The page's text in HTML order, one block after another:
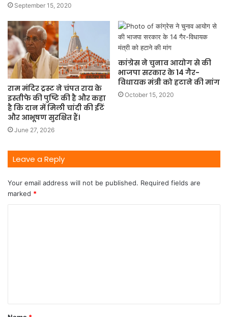
September 15, 2020
राम मंदिर ट्रस्ट ने चंपत राय के
इस्तीफे की पुष्टि की है और कहा
है कि दान में मिली चांदी की ईंटें
और आभूषण सुरक्षित हैं।
June 27, 2026
कांग्रेस ने चुनाव आयोग से की
भाजपा सरकार के 14 गैर-
विधायक मंत्री को हटाने की मांग
October 15, 2020
Leave a Reply
Your email address will not be published. Required fields are
marked *